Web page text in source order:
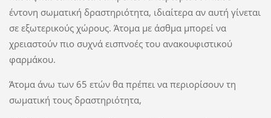
έντονη σωματική δραστηριότητα, ιδιαίτερα αν αυτή γίνεται
σε εξωτερικούς χώρους. Άτομα με άσθμα μπορεί να
χρειαστούν πιο συχνά εισπνοές του ανακουφιστικού
φαρμάκου.
Άτομα άνω των 65 ετών θα πρέπει να περιορίσουν τη
σωματική τους δραστηριότητα,